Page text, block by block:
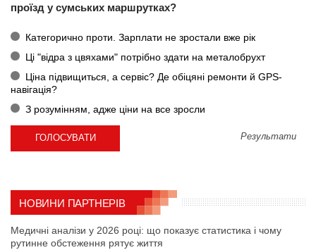
проїзд у сумських маршрутках?
Категорично проти. Зарплати не зростали вже рік
Ці "відра з цвяхами" потрібно здати на металобрухт
Ціна підвищиться, а сервіс? Де обіцяні ремонти й GPS-
навігація?
З розумінням, адже ціни на все зросли
Результати
НОВИНИ ПАРТНЕРІВ
Медичні аналізи у 2026 році: що показує статистика і чому
рутинне обстеження рятує життя